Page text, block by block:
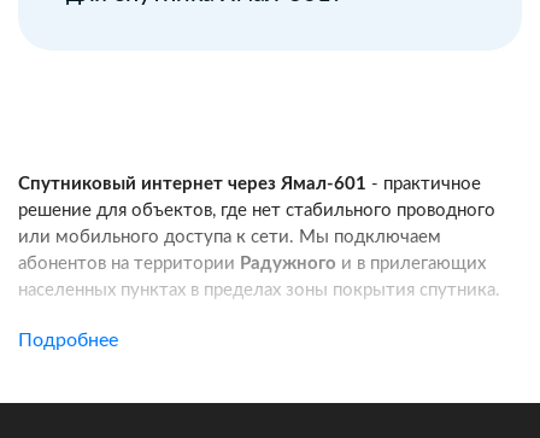
Спутниковый интернет через Ямал-601 - практичное
решение для объектов, где нет стабильного проводного
или мобильного доступа к сети. Мы подключаем
абонентов на территории Радужного и в прилегающих
населенных пунктах в пределах зоны покрытия спутника.
Услуга подходит для частных домов, дач, фермерских
Подробнее